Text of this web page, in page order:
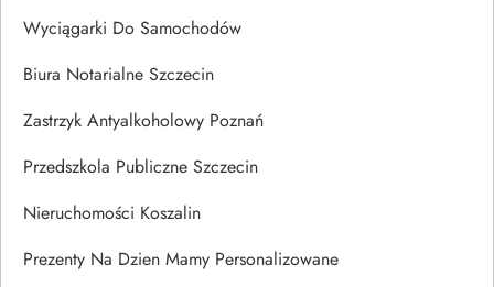
Wyciągarki Do Samochodów
Biura Notarialne Szczecin
Zastrzyk Antyalkoholowy Poznań
Przedszkola Publiczne Szczecin
Nieruchomości Koszalin
Prezenty Na Dzien Mamy Personalizowane